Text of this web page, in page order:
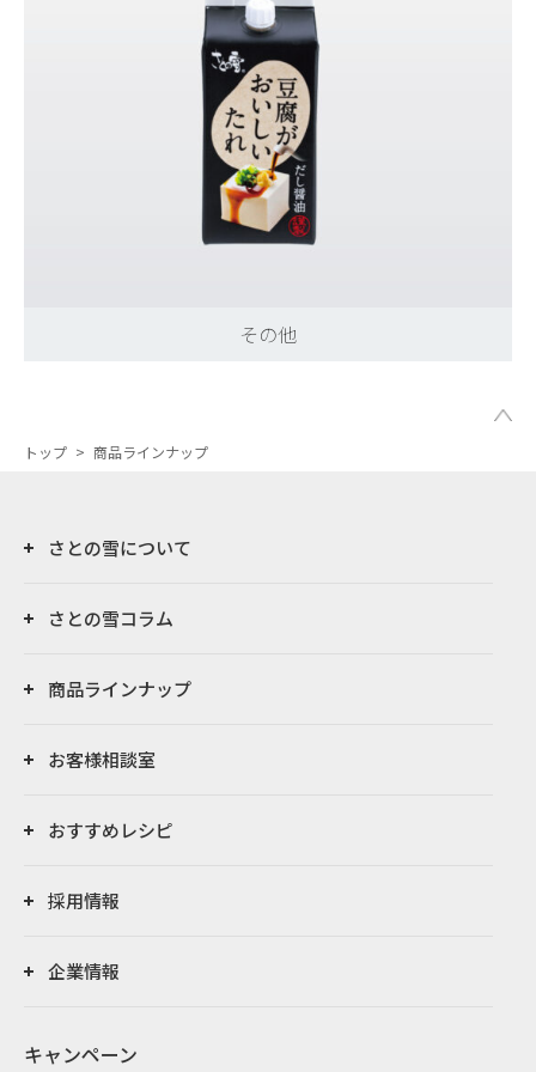
その他
トップ > 商品ラインナップ
さとの雪について
さとの雪コラム
商品ラインナップ
お客様相談室
おすすめレシピ
採用情報
企業情報
キャンペーン